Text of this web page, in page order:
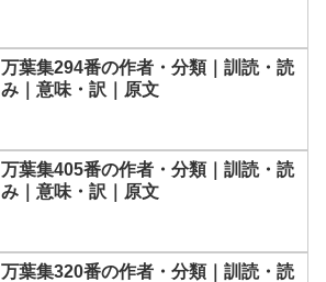
万葉集294番の作者・分類｜訓読・読
み｜意味・訳｜原文
万葉集405番の作者・分類｜訓読・読
み｜意味・訳｜原文
万葉集320番の作者・分類｜訓読・読